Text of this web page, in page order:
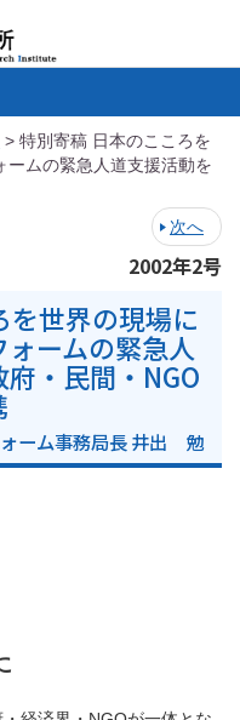
> 特別寄稿 日本のこころを
ムの緊急人道支援活動を
次へ
2002年2号
を世界の現場に
ームの緊急人
・民間・NGO
ーム事務局長 井出 勉